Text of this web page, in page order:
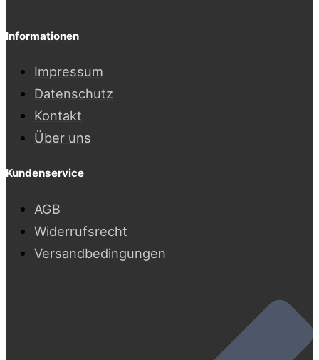
Informationen
Impressum
Datenschutz
Kontakt
Über uns
Kundenservice
AGB
Widerrufsrecht
Versandbedingungen